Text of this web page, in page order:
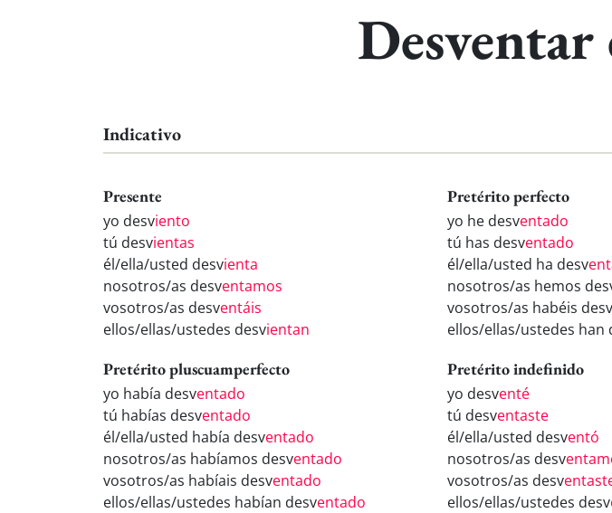
Desventar
Indicativo
Presente
yo desviento
tú desvientas
él/ella/usted desvienta
nosotros/as desventamos
vosotros/as desventáis
ellos/ellas/ustedes desvientan
Pretérito perfecto
yo he desventado
tú has desventado
él/ella/usted ha desv
nosotros/as hemos
vosotros/as habéis desv
ellos/ellas/ustedes han
Pretérito pluscuamperfecto
yo había desventado
tú habías desventado
él/ella/usted había desventado
nosotros/as habíamos desventado
vosotros/as habíais desventado
ellos/ellas/ustedes habían desventado
Pretérito indefinido
yo desventé
tú desventaste
él/ella/usted desventó
nosotros/as desv
vosotros/as desv
ellos/ellas/ustedes desv